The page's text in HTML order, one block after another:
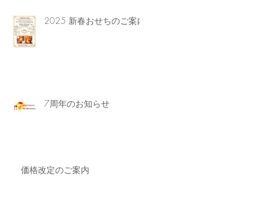
2025 新春おせちのご案内
7周年のお知らせ
価格改定のご案内